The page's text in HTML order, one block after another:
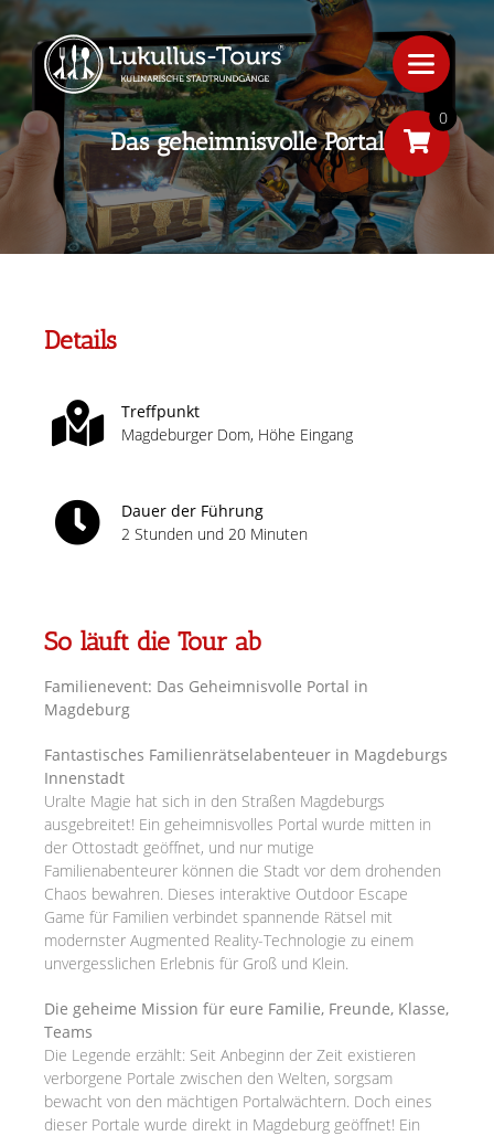
Das geheimnisvolle Portal
Details
Treffpunkt
Magdeburger Dom, Höhe Eingang
Dauer der Führung
2 Stunden und 20 Minuten
So läuft die Tour ab
Familienevent: Das Geheimnisvolle Portal in
Magdeburg
Fantastisches Familienrätselabenteuer in Magdeburgs
Innenstadt
Uralte Magie hat sich in den Straßen Magdeburgs
ausgebreitet! Ein geheimnisvolles Portal wurde mitten in
der Ottostadt geöffnet, und nur mutige
Familienabenteurer können die Stadt vor dem drohenden
Chaos bewahren. Dieses interaktive Outdoor Escape
Game für Familien verbindet spannende Rätsel mit
modernster Augmented Reality-Technologie zu einem
unvergesslichen Erlebnis für Groß und Klein.
Die geheime Mission für eure Familie, Freunde, Klasse,
Teams
Die Legende erzählt: Seit Anbeginn der Zeit existieren
verborgene Portale zwischen den Welten, sorgsam
bewacht von den mächtigen Portalwächtern. Doch eines
dieser Portale wurde direkt in Magdeburg geöffnet! Ein
0